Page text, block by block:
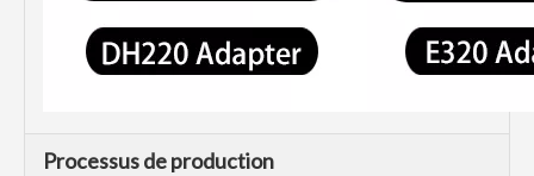
Processus de production